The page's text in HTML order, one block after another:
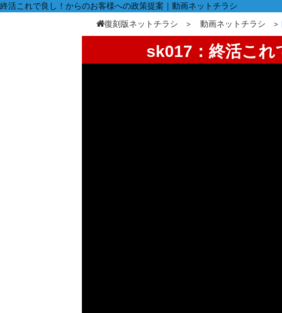
終活これで良し！からのお客様への政策提案｜動画ネットチラシ
復刻版ネットチラシ 動画ネットチラシ
sk017：終活これ